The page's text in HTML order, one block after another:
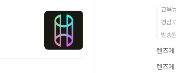
교육
경남
방송
렌즈
렌즈